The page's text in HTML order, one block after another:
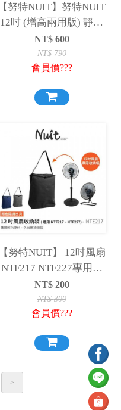
【努特NUIT】努特NUIT
12吋 (增高兩用版) 靜音
龍捲風360°旋轉風扇 全
向擺頭 落地扇 NTF227
NT$ 600
NT$790
會員價???
【努特NUIT】 12吋風扇
NTF217 NTF227專用收
納袋 保護收納袋 收納袋
裝備袋 筒形攜行袋
NTE217
NT$ 200
NT$300
會員價???
>